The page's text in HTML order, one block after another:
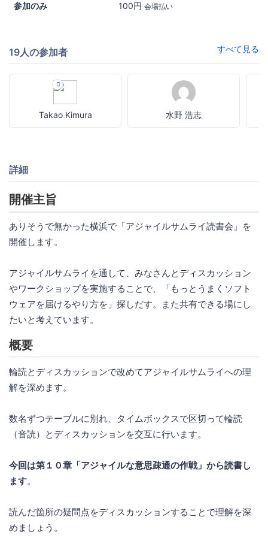
参加のみ 100円 会場払い
19人の参加者 すべて見る
Takao Kimura 水野 浩志
詳細
開催主旨
ありそうで無かった横浜で「アジャイルサムライ読書会」を
開催します。
アジャイルサムライを通して、みなさんとディスカッション
やワークショップを実施することで、「もっとうまくソフト
ウェアを届けるやり方を」探しだす。また共有できる場にし
たいと考えています。
概要
輪読とディスカッションで改めてアジャイルサムライへの理
解を深めます。
数名ずつテーブルに別れ、タイムボックスで区切って輪読
（音読）とディスカッションを交互に行います。
今回は第１０章「アジャイルな意思疎通の作戦」から読書し
ます。
読んだ箇所の疑問点をディスカッションすることで理解を深
めましょう。